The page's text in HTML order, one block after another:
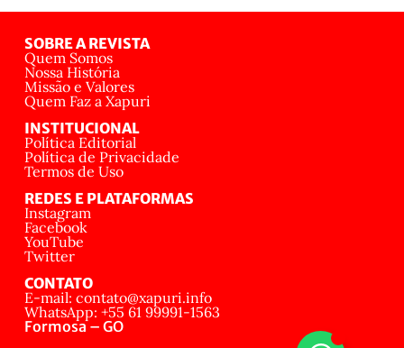
SOBRE A REVISTA
Quem Somos
Nossa História
Missão e Valores
Quem Faz a Xapuri
INSTITUCIONAL
Política Editorial
Política de Privacidade
Termos de Uso
REDES E PLATAFORMAS
Instagram
Facebook
YouTube
Twitter
CONTATO
E-mail: contato@xapuri.info
WhatsApp: +55 61 99991-1563
Formosa – GO